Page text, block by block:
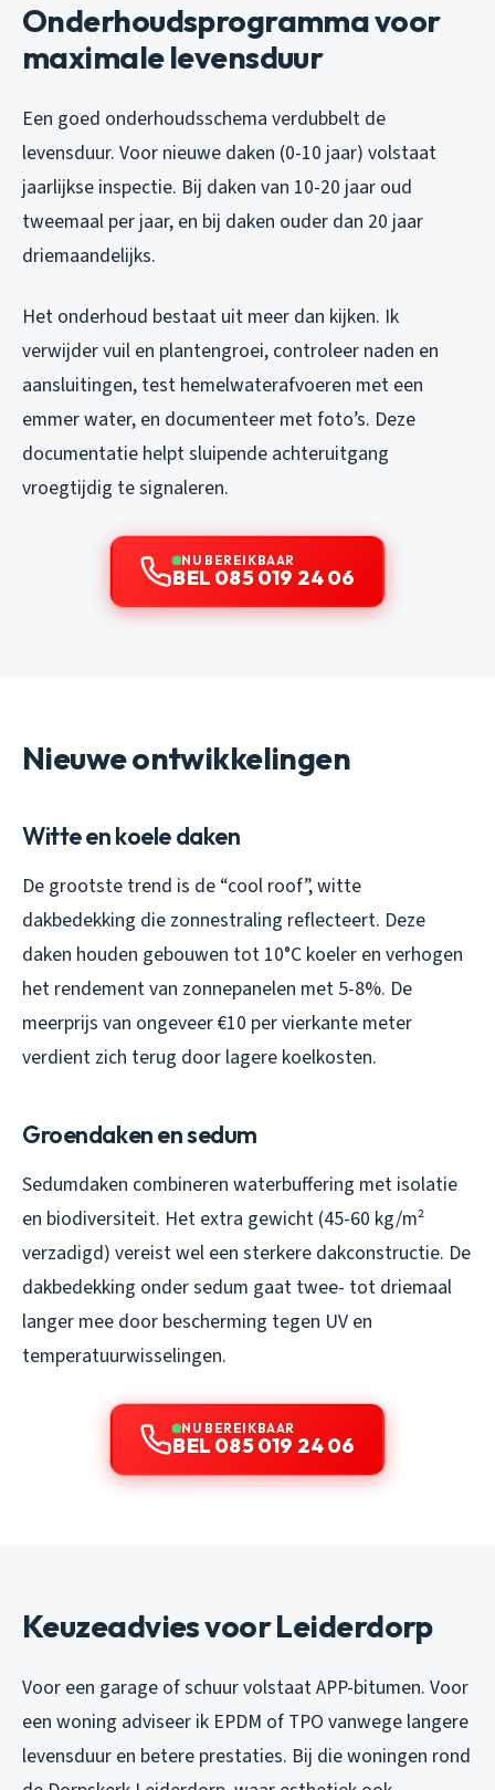
Onderhoudsprogramma voor
maximale levensduur
Een goed onderhoudsschema verdubbelt de
levensduur. Voor nieuwe daken (0-10 jaar) volstaat
jaarlijkse inspectie. Bij daken van 10-20 jaar oud
tweemaal per jaar, en bij daken ouder dan 20 jaar
driemaandelijks.
Het onderhoud bestaat uit meer dan kijken. Ik
verwijder vuil en plantengroei, controleer naden en
aansluitingen, test hemelwaterafvoeren met een
emmer water, en documenteer met foto’s. Deze
documentatie helpt sluipende achteruitgang
vroegtijdig te signaleren.
NU BEREIKBAAR
BEL 085 019 24 06
Nieuwe ontwikkelingen
Witte en koele daken
De grootste trend is de “cool roof”, witte
dakbedekking die zonnestraling reflecteert. Deze
daken houden gebouwen tot 10°C koeler en verhogen
het rendement van zonnepanelen met 5-8%. De
meerprijs van ongeveer €10 per vierkante meter
verdient zich terug door lagere koelkosten.
Groendaken en sedum
Sedumdaken combineren waterbuffering met isolatie
en biodiversiteit. Het extra gewicht (45-60 kg/m²
verzadigd) vereist wel een sterkere dakconstructie. De
dakbedekking onder sedum gaat twee- tot driemaal
langer mee door bescherming tegen UV en
temperatuurwisselingen.
NU BEREIKBAAR
BEL 085 019 24 06
Keuzeadvies voor Leiderdorp
Voor een garage of schuur volstaat APP-bitumen. Voor
een woning adviseer ik EPDM of TPO vanwege langere
levensduur en betere prestaties. Bij die woningen rond